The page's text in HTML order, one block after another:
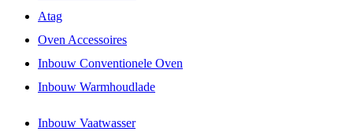
Atag
Oven Accessoires
Inbouw Conventionele Oven
Inbouw Warmhoudlade
Inbouw Vaatwasser